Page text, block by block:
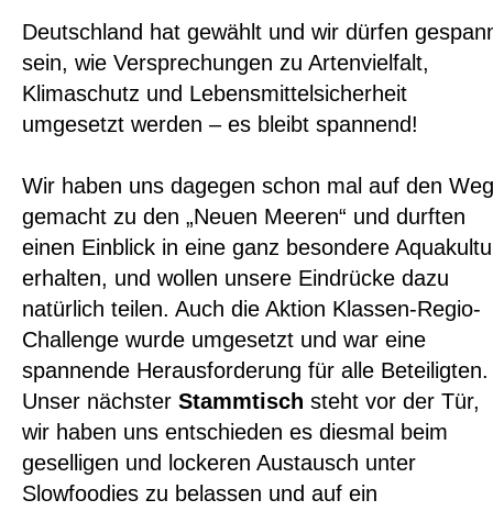
Deutschland hat gewählt und wir dürfen
sein, wie Versprechungen zu Artenvielfalt,
Klimaschutz und Lebensmittelsicherheit
umgesetzt werden – es bleibt spannend!
Wir haben uns dagegen schon mal auf den Weg
gemacht zu den „Neuen Meeren“ und durften
einen Einblick in eine ganz besondere
erhalten, und wollen unsere Eindrücke dazu
natürlich teilen. Auch die Aktion Klassen-Regio-
Challenge wurde umgesetzt und war eine
spannende Herausforderung für alle
Unser nächster Stammtisch steht vor der Tür,
wir haben uns entschieden es diesmal beim
geselligen und lockeren Austausch unter
Slowfoodies zu belassen und auf ein